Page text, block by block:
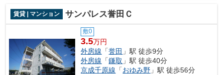
賃貸 | マンション サンパレス誉田Ｃ
敷0
3.5万円
外房線 「誉田 」駅 徒歩9分
外房線 「鎌取 」駅 徒歩40分
京成千原線 「おゆみ野 」駅 徒歩56分